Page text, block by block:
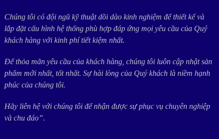
Chúng tôi có đội ngũ kỹ thuật dồi dào kinh nghiệm để thiết kế và
lắp đặt cấu hình hệ thống phù hợp đáp ứng mọi yêu cầu của Quý
khách hàng với kinh phí tiết kiệm nhất.
Để thỏa mãn yêu cầu của khách hàng, chúng tôi luôn cập nhật sản
phẩm mới nhất, tốt nhất. Sự hài lòng của Quý khách là niềm hạnh
phúc của chúng tôi.
Hãy liên hệ với chúng tôi để nhận được sự phục vụ chuyên nghiệp
và chu đáo”.